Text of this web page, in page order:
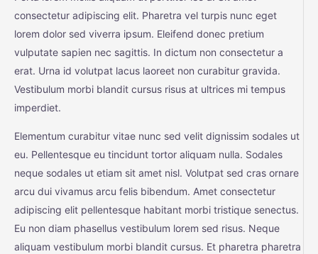
consectetur adipiscing elit. Pharetra vel turpis nunc eget
lorem dolor sed viverra ipsum. Eleifend donec pretium
vulputate sapien nec sagittis. In dictum non consectetur a
erat. Urna id volutpat lacus laoreet non curabitur gravida.
Vestibulum morbi blandit cursus risus at ultrices mi tempus
imperdiet.
Elementum curabitur vitae nunc sed velit dignissim sodales ut
eu. Pellentesque eu tincidunt tortor aliquam nulla. Sodales
neque sodales ut etiam sit amet nisl. Volutpat sed cras ornare
arcu dui vivamus arcu felis bibendum. Amet consectetur
adipiscing elit pellentesque habitant morbi tristique senectus.
Eu non diam phasellus vestibulum lorem sed risus. Neque
aliquam vestibulum morbi blandit cursus. Et pharetra pharetra